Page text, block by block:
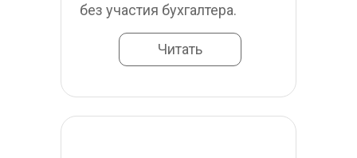
Читать
без участия бухгалтера.